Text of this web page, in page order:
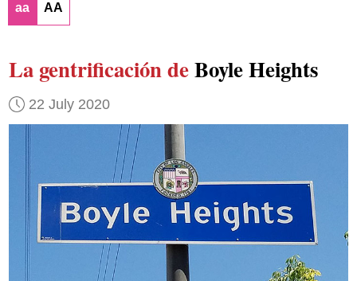
aa AA
La gentrificación deBoyle Heights
22 July 2020